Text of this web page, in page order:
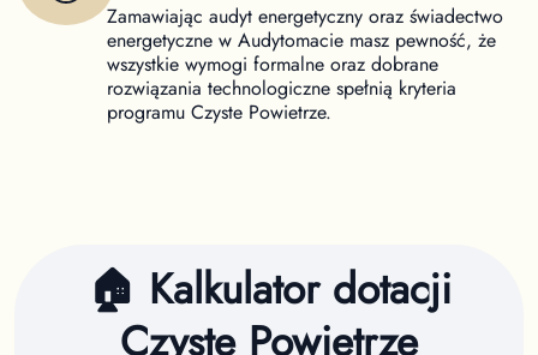
Zamawiając audyt energetyczny oraz świadectwo
energetyczne w Audytomacie masz pewność, że
wszystkie wymogi formalne oraz dobrane
rozwiązania technologiczne spełnią kryteria
programu Czyste Powietrze.
🏠 Kalkulator dotacji
Czyste Powietrze